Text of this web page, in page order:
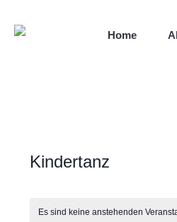
Home
Kindertanz
Es sind keine anstehenden